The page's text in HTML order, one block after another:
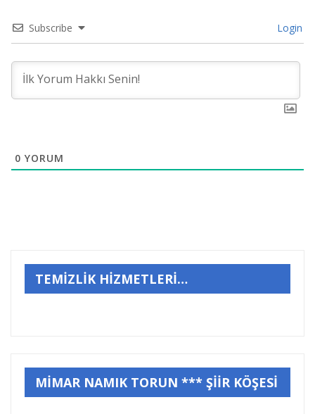
Subscribe Login
0 YORUM
TEMİZLİK HİZMETLERİ…
MİMAR NAMIK TORUN *** ŞİİR KÖŞESİ